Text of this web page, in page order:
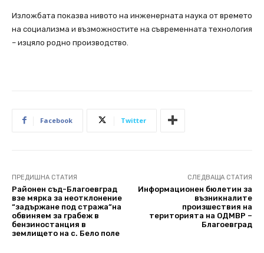
Изложбата показва нивото на инженерната наука от времето
на социализма и възможностите на съвременната технология
– изцяло родно производство.
Facebook Twitter
ПРЕДИШНА СТАТИЯ
Районен съд-Благоевград
взе мярка за неотклонение
“задържане под стража“на
обвиняем за грабеж в
бензиностанция в
землището на с. Бело поле
СЛЕДВАЩА СТАТИЯ
Информационен бюлетин за
възникналите
произшествия на
територията на ОДМВР –
Благоевград